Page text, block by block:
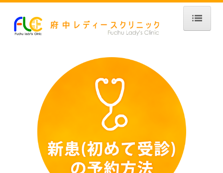
院長紹介
アクセス
女性超音波検診
産科外来